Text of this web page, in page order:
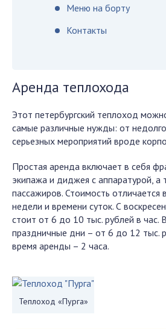
Меню на борту
Контакты
Аренда теплохода
Этот петербургский теплоход
самые различные нужды: от
серьезных мероприятий вроде
Простая аренда включает в себя
экипажа и диджея с аппаратурой, а
пассажиров. Стоимость отличается
недели и времени суток. С
стоит от 6 до 10 тыс. рублей в час.
праздничные дни – от 6 до 12 тыс.
время аренды – 2 часа.
Теплоход «Пурга»